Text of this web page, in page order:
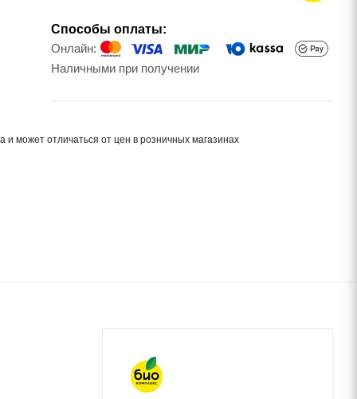
Способы оплаты:
Онлайн:
Наличными при получении
и может отличаться от цен в розничных магазинах